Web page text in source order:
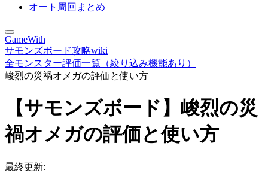
オート周回まとめ
GameWith
サモンズボード攻略wiki
全モンスター評価一覧（絞り込み機能あり）
峻烈の災禍オメガの評価と使い方
【サモンズボード】峻烈の災
禍オメガの評価と使い方
最終更新: